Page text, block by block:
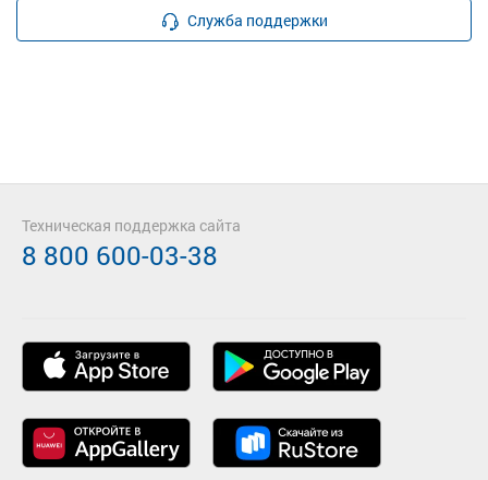
Служба поддержки
Техническая поддержка сайта
8 800 600-03-38